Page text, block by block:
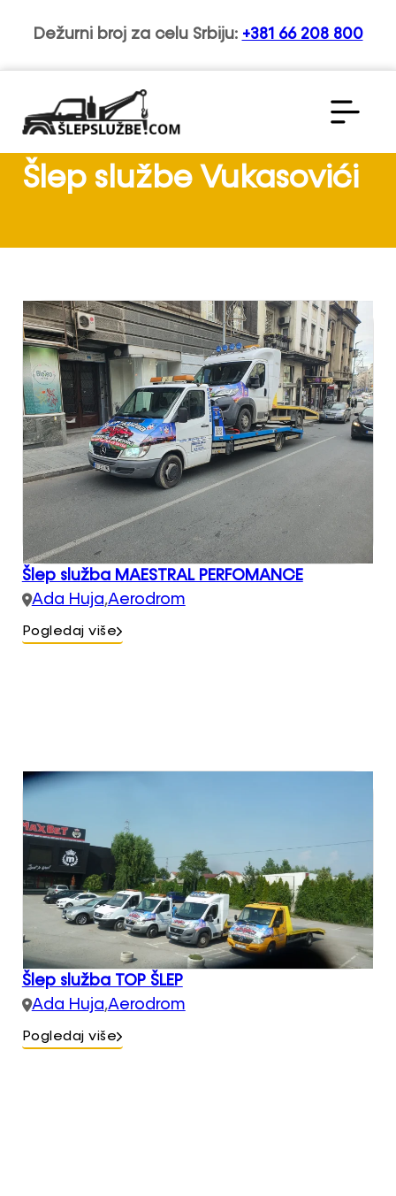
Dežurni broj za celu Srbiju: +381 66 208 800
Šlep službe Vukasovići
Šlep služba MAESTRAL PERFOMANCE
Ada Huja,Aerodrom
Pogledaj više
Šlep služba TOP ŠLEP
Ada Huja,Aerodrom
Pogledaj više